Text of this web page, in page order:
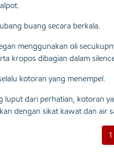
buang secara berkala.
menggunakan oli
kropos dibagian dalam
kotoran yang menempel.
luput dari perhatian, kotoran
dengan sikat kawat dan air
1